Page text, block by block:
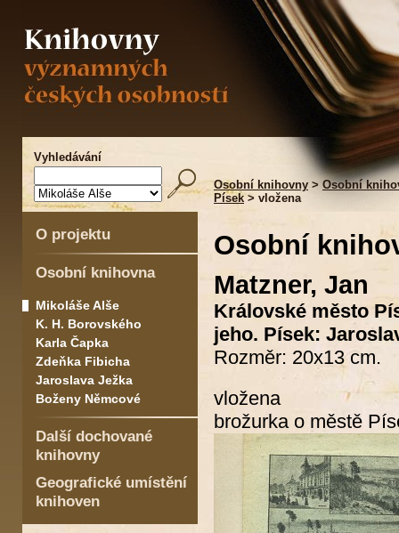
Vyhledávání
Osobní knihovny > Osobní
Písek> vložena
O projektu
Osobní knihovna
Mikoláše Alše
K. H. Borovského
Karla Čapka
Zdeňka Fibicha
Jaroslava Ježka
Boženy Němcové
Další dochované
knihovny
Geografické umístění
knihoven
Osobní
Matzner, Jan
Královské město
jeho. Písek:
Rozměr: 20x13 cm.
vložena
brožurka o městě